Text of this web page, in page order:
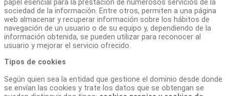
papel esencial para la prestación de numerosos servicios de la
sociedad de la información. Entre otros, permiten a una página
web almacenar y recuperar información sobre los hábitos de
navegación de un usuario o de su equipo y, dependiendo de la
información obtenida, se pueden utilizar para reconocer al
usuario y mejorar el servicio ofrecido.
Tipos de cookies
Según quien sea la entidad que gestione el dominio desde donde
se envían las cookies y trate los datos que se obtengan se